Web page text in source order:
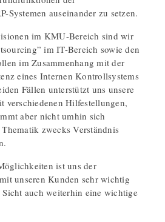
Systemen auseinander zu setzen.
im KMU-Bereich sind wir
im IT-Bereich sowie den
im Zusammenhang mit der
eines Internen Kontrollsystems
Fällen unterstützt uns unsere
verschiedenen Hilfestellungen,
aber nicht umhin sich
zwecks Verständnis
ist uns der
unseren Kunden sehr wichtig
auch weiterhin eine wichtige